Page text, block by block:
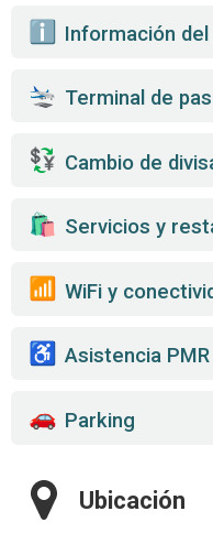
Información
Terminal de
Cambio de
Servicios y
WiFi y
Asistencia PMR
Parking
Ubicación